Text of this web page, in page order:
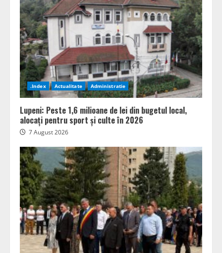
.Index Actualitate Administratie
Lupeni: Peste 1,6 milioane de lei din bugetul local,
alocați pentru sport și culte în 2026
7 August 2026